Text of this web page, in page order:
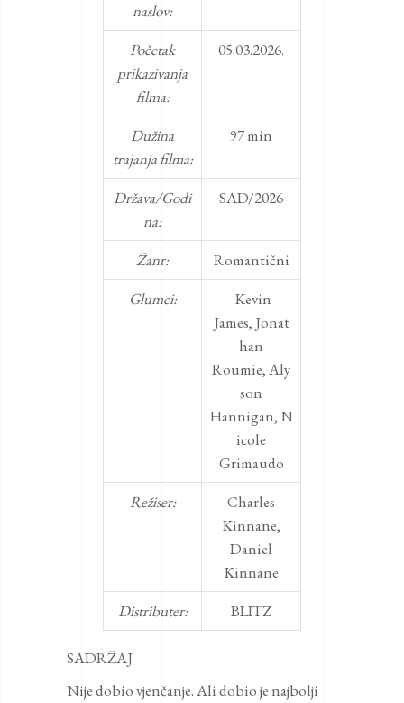
naslov:
Početak
prikazivanja
filma:
05.03.2026.
Dužina
trajanja filma:
97 min
Država/Godi
na:
SAD/2026
Žanr:
Romantični
Glumci:
Kevin
James, Jonat
han
Roumie,Aly
son
Hannigan,N
icole
Grimaudo
Režiser:
Charles
Kinnane,
Daniel
Kinnane
Distributer:
BLITZ
SADRŽAJ
Nije dobio vjenčanje. Ali dobio je najbolji